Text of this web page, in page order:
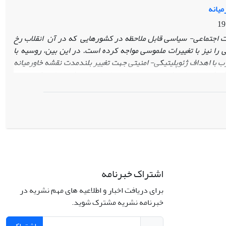
اسلامی در جنگ داخلی سوریه به آسیای مرکزی پیامدهای
اجتماعی- سیاسی قابل ملاحظه در کشورهایی که در آن انقلاب رخ
را نیز با تغییرات ملموسی مواجه کرده است. در این بین، روسیه با
اهداف ژئوپلیتیکی- امنیتی جهت تغییر بلندمدت نقشه خاورمیانه
شده تا با اتخاذ موضعی مستقل، توان ایفای نقش متوازن‌ کننده در
سخت‌انگار، اما تا حدودی متعادل شده سنتی به مقوله قدرت و
روسیه حفظ کرده‌اند. صرف‌‌نظر از عوامل مختلف و با توجه به داشته‌های
اشتراک خبرنامه
برای دریافت اخبار و اطلاعیه های مهم نشریه در
خبرنامه نشریه مشترک شوید.